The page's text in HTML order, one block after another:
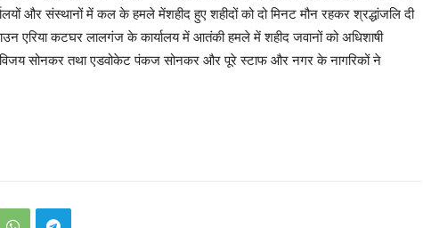
और संस्थानों में कल के हमले मेंशहीद हुए शहीदों को दो मिनट मौन रहकर श्रद्धांजलि दी
कटघर लालगंज के कार्यालय में आतंकी हमले में शहीद जवानों को अधिशाषी
विजय सोनकर तथा एडवोकेट पंकज सोनकर और पूरे स्टाफ और नगर के नागरिकों ने